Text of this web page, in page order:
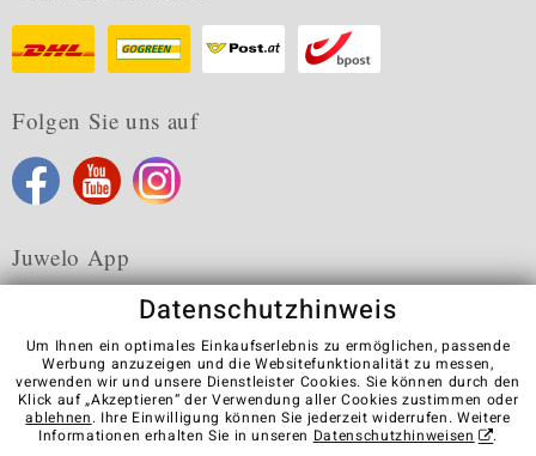
Folgen Sie uns auf
Juwelo App
Karriere AGB Datenschutz Cookies
Impressum
Kontakt
Vertrag widerrufen
Datenschutzhinweis
Um Ihnen ein optimales Einkaufserlebnis zu ermöglichen, passende
Werbung anzuzeigen und die Websitefunktionalität zu messen,
verwenden wir und unsere Dienstleister Cookies. Sie können durch den
Klick auf „Akzeptieren“ der Verwendung aller Cookies zustimmen oder
ablehnen. Ihre Einwilligung können Sie jederzeit widerrufen. Weitere
Informationen erhalten Sie in unseren Datenschutzhinweisen .